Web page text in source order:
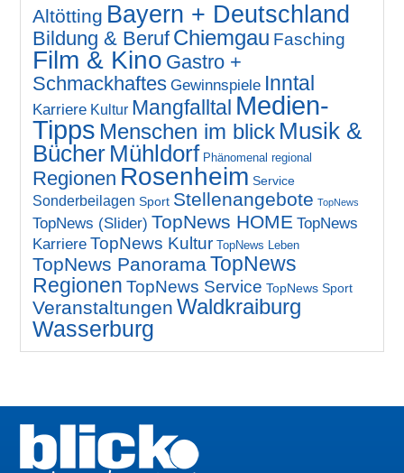
Altötting Bayern + Deutschland
Bildung & Beruf Chiemgau Fasching
Film & Kino Gastro +
Schmackhaftes Gewinnspiele Inntal
Karriere Kultur Mangfalltal Medien-
Tipps Menschen im blick Musik &
Bücher Mühldorf Phänomenal regional
Regionen Rosenheim Service
Sonderbeilagen Sport Stellenangebote TopNews
TopNews (Slider) TopNews HOME TopNews
Karriere TopNews Kultur TopNews Leben
TopNews PanoramaTopNews
Regionen TopNews Service TopNews Sport
Veranstaltungen Waldkraiburg
Wasserburg